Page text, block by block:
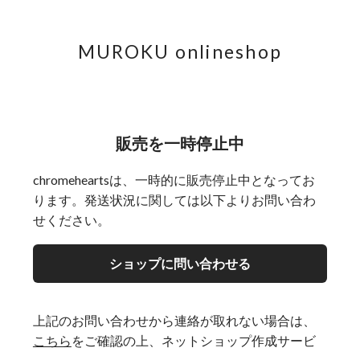
MUROKU onlineshop
販売を一時停止中
chromeheartsは、一時的に販売停止中となってお
ります。発送状況に関しては以下よりお問い合わ
せください。
ショップに問い合わせる
上記のお問い合わせから連絡が取れない場合は、
こちら をご確認の上、ネットショップ作成サービ